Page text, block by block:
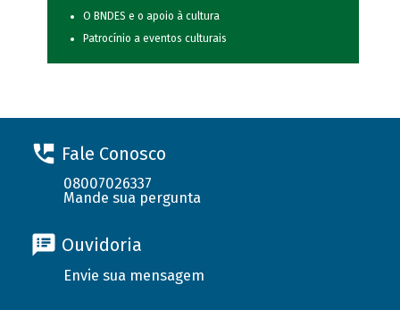
O BNDES e o apoio à cultura
Patrocínio a eventos culturais
Fale Conosco
08007026337
Mande sua pergunta
Ouvidoria
Envie sua mensagem